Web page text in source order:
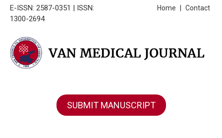
E-ISSN: 2587-0351 | ISSN:
1300-2694
Contact
Home
SUBMIT MANUSCRIPT